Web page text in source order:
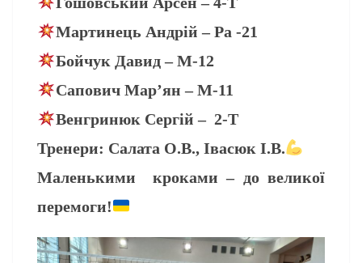
Мартинець Андрій – Ра -21
Бойчук Давид – М-12
Сапович Мар’ян – М-11
Венгринюк Сергій – 2-Т
Тренери: Салата О.В., Івасюк І.В.
Маленькими кроками – до великої
перемоги!